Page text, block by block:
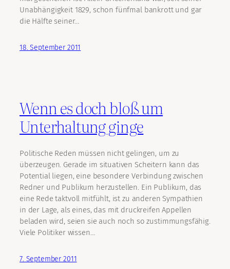
Unabhängigkeit 1829, schon fünfmal bankrott und gar
die Hälfte seiner…
18. September 2011
Wenn es doch bloß um
Unterhaltung ginge
Politische Reden müssen nicht gelingen, um zu
überzeugen. Gerade im situativen Scheitern kann das
Potential liegen, eine besondere Verbindung zwischen
Redner und Publikum herzustellen. Ein Publikum, das
eine Rede taktvoll mitfühlt, ist zu anderen Sympathien
in der Lage, als eines, das mit druckreifen Appellen
beladen wird, seien sie auch noch so zustimmungsfähig.
Viele Politiker wissen…
7. September 2011